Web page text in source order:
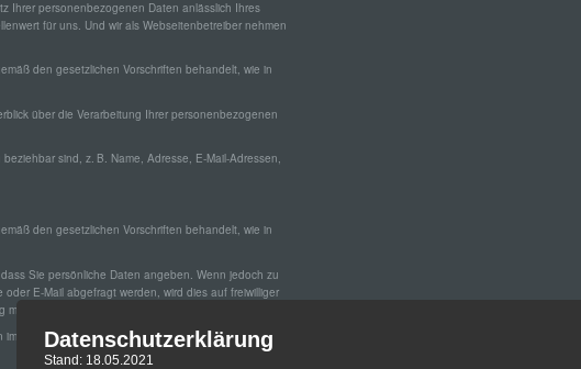
Ihrer personenbezogenen Daten anlässlich Ihres
für uns. Und wir als Webseitenbetreiber nehmen
den gesetzlichen Vorschriften behandelt, wie in
über die Verarbeitung Ihrer personenbezogenen
sind, z. B. Name, Adresse, E-Mail-Adressen,
den gesetzlichen Vorschriften behandelt, wie in
Sie persönliche Daten angeben. Wenn jedoch zu
E-Mail abgefragt werden, wird dies auf freiwilliger
der EU-Datenschutz-Grundverordnung (DSGVO).
Sicherheitslücken aufweisen. Der komplette
Datenschutzerklärung
Stand: 18.05.2021